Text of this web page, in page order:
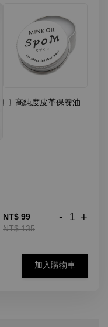
高純度皮革保養油
NT$ 99
NT$ 135
- +
加入購物車